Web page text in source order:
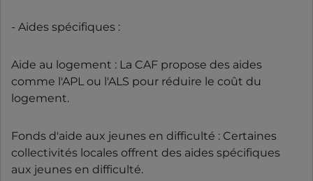
- Aides spécifiques :
Aide au logement : La CAF propose des aides
comme l'APL ou l'ALS pour réduire le coût du
logement.
Fonds d'aide aux jeunes en difficulté : Certaines
collectivités locales offrent des aides spécifiques
aux jeunes en difficulté.